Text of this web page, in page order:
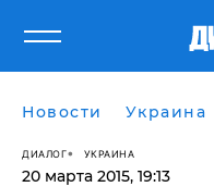
Новости Украина
ДИАЛОГ УКРАИНА
20 марта 2015, 19:13